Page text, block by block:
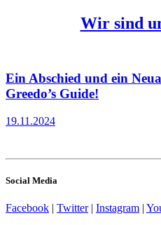
Wir sind
Ein Abschied und ein
Greedo’s Guide!
19.11.2024
Social Media
Facebook | Twitter| Instagram |